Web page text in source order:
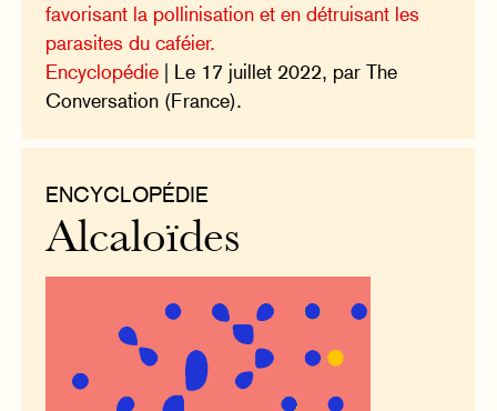
favorisant la pollinisation et en détruisant les
parasites du caféier.
Encyclopédie | Le 17 juillet 2022, par The
Conversation (France).
ENCYCLOPÉDIE
Alcaloïdes